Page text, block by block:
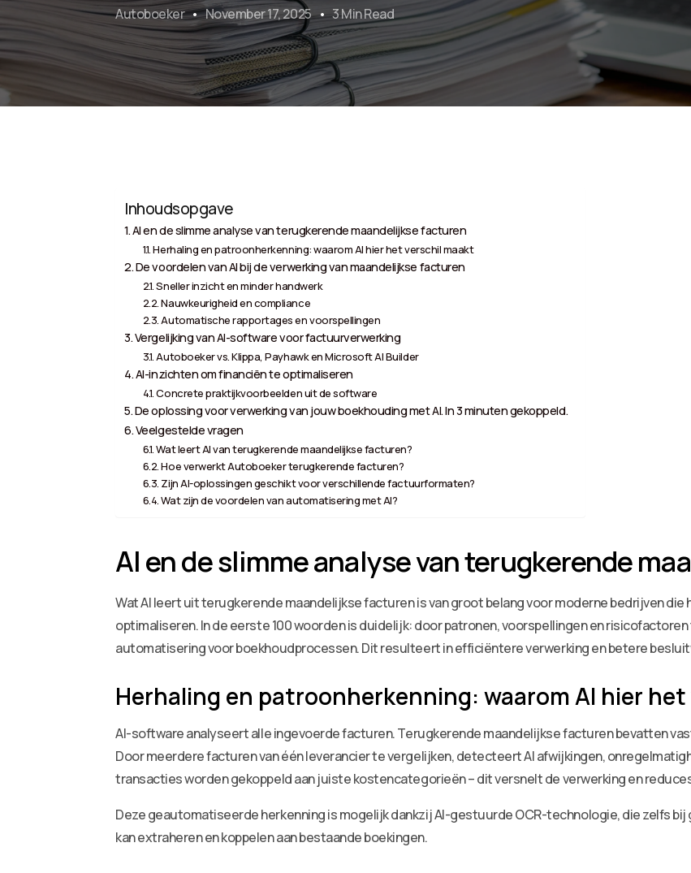
Autoboeker November 17, 2025 3 Min Read
Inhoudsopgave
AI en de slimme analyse van terugkerende maandelijkse facturen
Herhaling en patroonherkenning: waarom AI hier het verschil maakt
De voordelen van AI bij de verwerking van maandelijkse facturen
Sneller inzicht en minder handwerk
Nauwkeurigheid en compliance
Automatische rapportages en voorspellingen
Vergelijking van AI-software voor factuurverwerking
Autoboeker vs. Klippa, Payhawk en Microsoft AI Builder
AI-inzichten om financiën te optimaliseren
Concrete praktijkvoorbeelden uit de software
De oplossing voor verwerking van jouw boekhouding met AI. In 3 minuten gekoppeld.
Veelgestelde vragen
Wat leert AI van terugkerende maandelijkse facturen?
Hoe verwerkt Autoboeker terugkerende facturen?
Zijn AI-oplossingen geschikt voor verschillende factuurformaten?
Wat zijn de voordelen van automatisering met AI?
AI en de slimme analyse van terugkerende
Wat AI leert uit terugkerende maandelijkse facturen is van groot belang voor moderne bedrijven
optimaliseren. In de eerste 100 woorden is duidelijk: door patronen, voorspellingen en
automatisering voor boekhoudprocessen. Dit resulteert in efficiëntere verwerking en betere
Herhaling en patroonherkenning: waarom AI hier
AI-software analyseert alle ingevoerde facturen. Terugkerende maandelijkse facturen bevatten
Door meerdere facturen van één leverancier te vergelijken, detecteert AI afwijkingen,
transacties worden gekoppeld aan juiste kostencategorieën – dit versnelt de verwerking en
Deze geautomatiseerde herkenning is mogelijk dankzij AI-gestuurde OCR-technologie, die zelfs
kan extraheren en koppelen aan bestaande boekingen.